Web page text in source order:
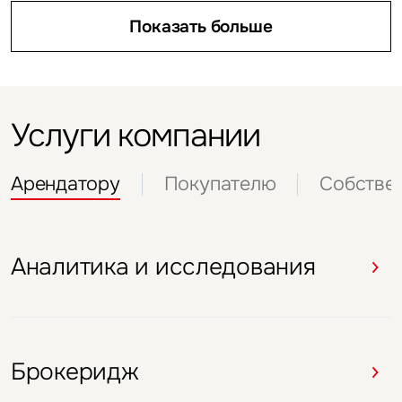
Показать больше
Услуги компании
Арендатору Покупателю
Аналитика и исследования
Брокеридж
Аналитика и исследования
Представление интересов
Аналитика и исследования
Представление интересов
Аналитика и исследования
Представление интересов
Аналитика и исследования
Представление интересов